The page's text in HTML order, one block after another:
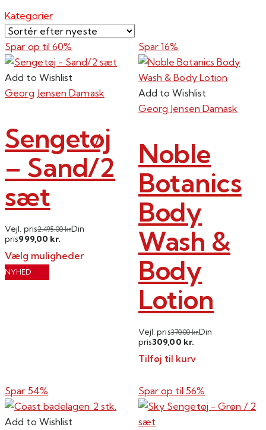
Kategorier
Spar op til 60%
Add to Wishlist
Georg Jensen Damask
Sengetøj
– Sand/2
sæt
Vejl. pris2.495,00kr.Din
pris999,00 kr.
Vælg muligheder
Dette
på
varesiden
NYHED
Spar 16%
Add to Wishlist
Georg Jensen Damask
Noble
Botanics
Body
Wash &
Body
Lotion
Vejl. pris370,00kr.Din
pris309,00 kr.
Tilføj til kurv
Spar 54%
Add to Wishlist
Spar op til 56%